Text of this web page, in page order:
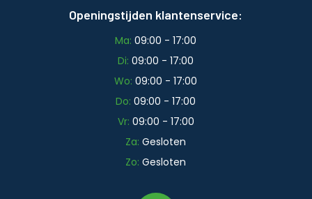
Openingstijden klantenservice:
Ma:09:00 - 17:00
Di:09:00 - 17:00
Wo:09:00 - 17:00
Do:09:00 - 17:00
Vr: 09:00 - 17:00
Za:Gesloten
Zo:Gesloten